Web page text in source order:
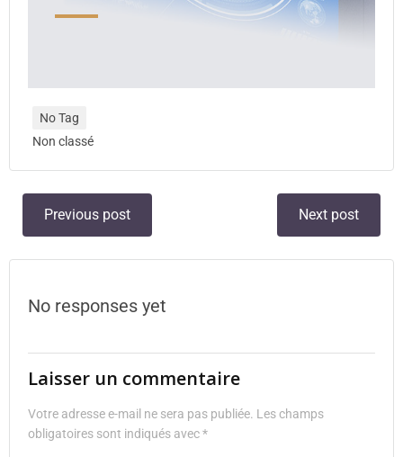
No Tag
Non classé
Previous post Next post
No responses yet
Laisser un commentaire
Votre adresse e-mail ne sera pas publiée. Les champs
obligatoires sont indiqués avec*